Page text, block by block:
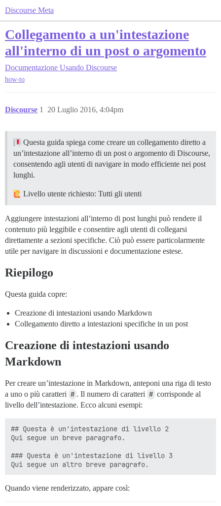
Discourse Meta
Collegamento a un'intestazione
all'interno di un post o argomento
Documentazione Usando Discourse
how-to
Discourse 20 Luglio 2016, 4:04pm
1
Questa guida spiega come creare un collegamento diretto a
un’intestazione all’interno di un post o argomento di Discourse,
consentendo agli utenti di navigare in modo efficiente nei post
lunghi.
Livello utente richiesto: Tutti gli utenti
Aggiungere intestazioni all’interno di post lunghi può rendere il
contenuto più leggibile e consentire agli utenti di collegarsi
direttamente a sezioni specifiche. Ciò può essere particolarmente
utile per navigare in discussioni e documentazione estese.
Riepilogo
Questa guida copre:
Creazione di intestazioni usando Markdown
Collegamento diretto a intestazioni specifiche in un post
Creazione di intestazioni usando
Markdown
Per creare un’intestazione in Markdown, anteponi una riga di testo
a uno o più caratteri # . Il numero di caratteri # corrisponde al
livello dell’intestazione. Ecco alcuni esempi:
## Questa è un'intestazione di livello 2
Qui segue un breve paragrafo.
### Questa è un'intestazione di livello 3
Quando viene renderizzato, appare così: